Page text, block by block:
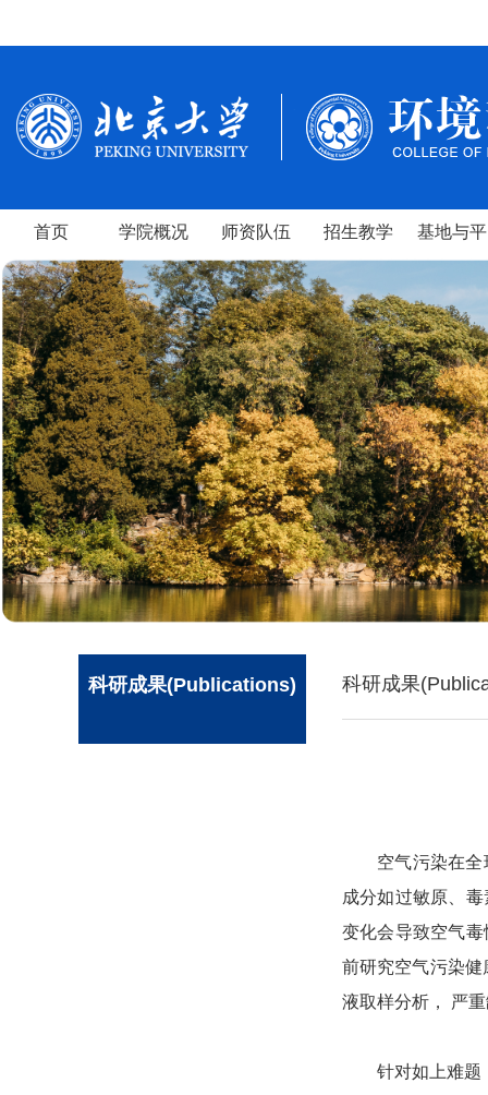
首页 学院概况 师资队伍 招生教学 基地与
科研成果(Publications) 科研成果
空气污染在全
成分如过敏原、
变化会导致空气毒
前研究空气污染
液取样分析 ， 严
针对如上难题